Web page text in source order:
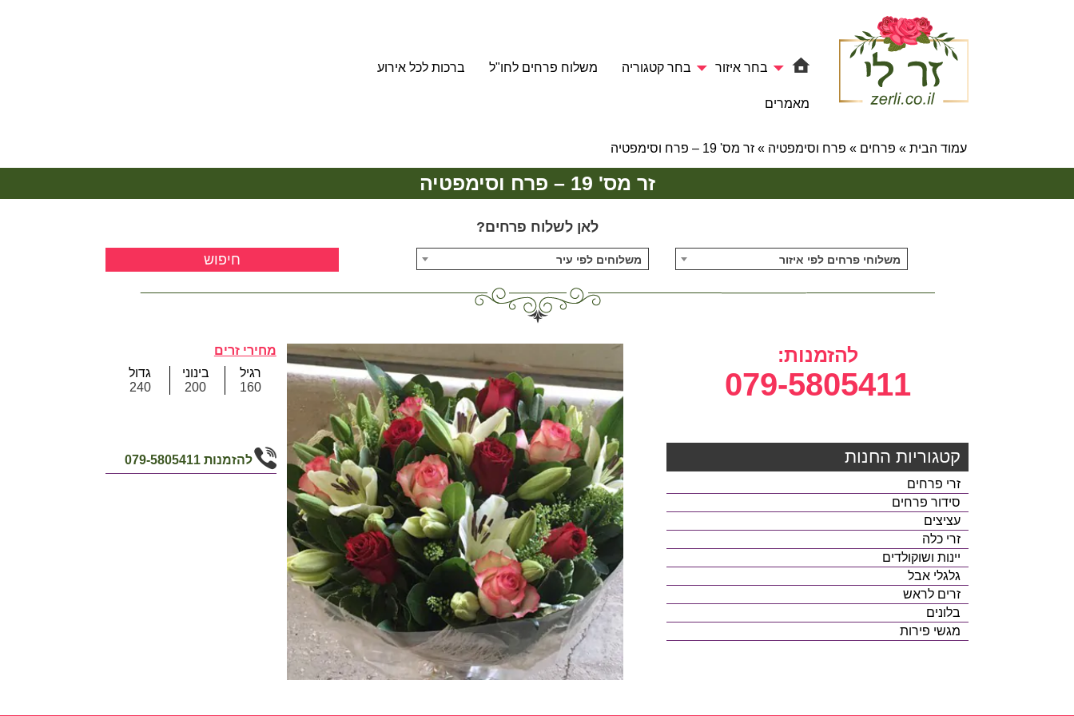
בחר איזור בחר קטגוריה משלוח פרחים לחו"ל ברכות לכל אירוע
מאמרים
עמוד הבית » פרחים » פרח וסימפטיה » זר מס' 19 – פרח וסימפטיה
זר מס' 19 – פרח וסימפטיה
לאן לשלוח פרחים?
משלוחי פרחים לפי איזור משלוחים לפי עיר
להזמנות:
079-5805411
קטגוריות החנות
זרי פרחים
סידור פרחים
עציצים
זרי כלה
יינות ושוקולדים
גלגלי אבל
זרים לראש
בלונים
מגשי פירות
מחירי זרים
רגיל
160
בינוני
200
גדול
240
להזמנות079-5805411